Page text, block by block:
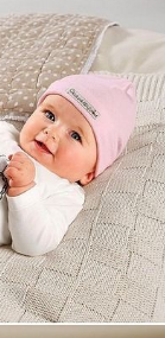
25%!